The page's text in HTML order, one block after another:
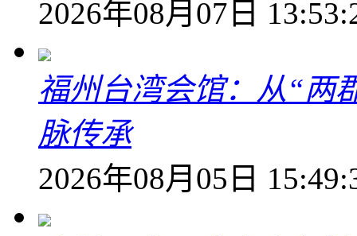
2026年08月07日
福州台湾会馆：从“两
脉传承
2026年08月05日